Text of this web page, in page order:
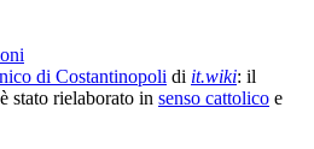
di Costantinopoli di it.wiki: il
stato rielaborato in senso cattolico e